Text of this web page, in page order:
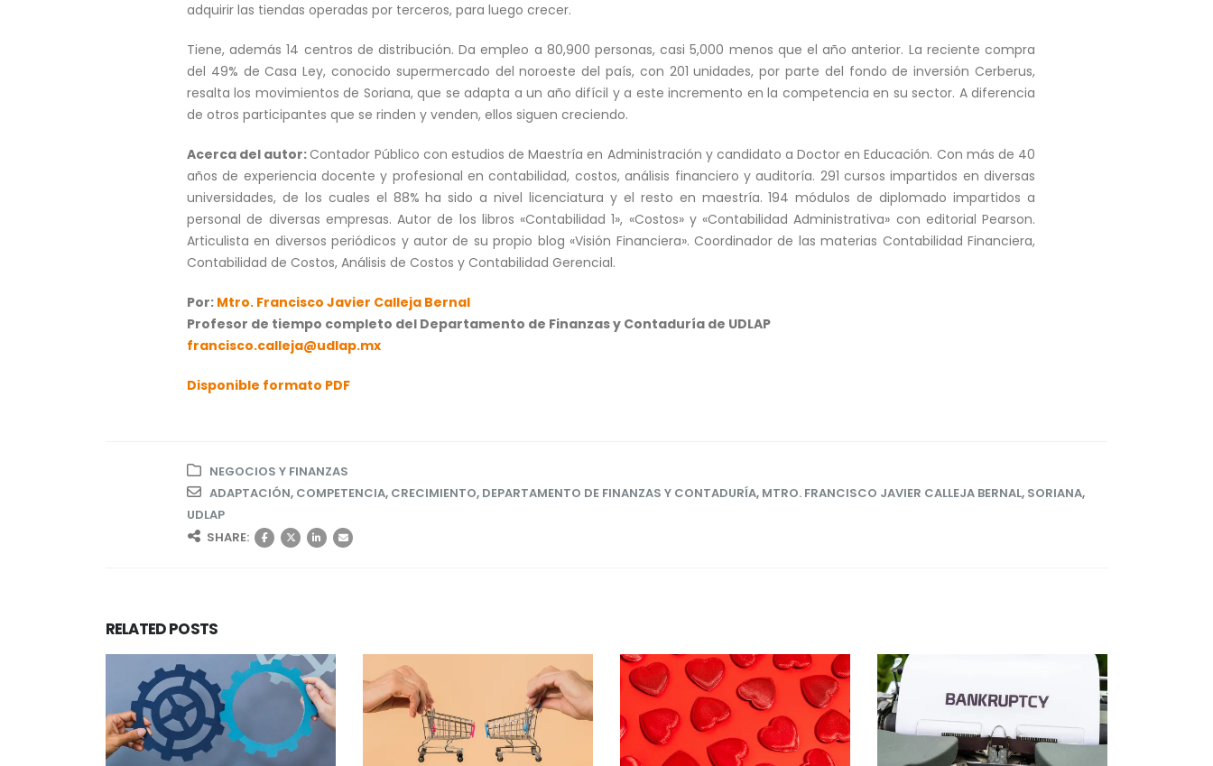
adquirir las tiendas operadas por terceros, para luego crecer.
Tiene, además 14 centros de distribución. Da empleo a 80,900 personas, casi 5,000 menos que el año anterior. La reciente compra
del 49% de Casa Ley, conocido supermercado del noroeste del país, con 201 unidades, por parte del fondo de inversión Cerberus,
resalta los movimientos de Soriana, que se adapta a un año difícil y a este incremento en la competencia en su sector. A diferencia
de otros participantes que se rinden y venden, ellos siguen creciendo.
Acerca del autor:Contador Público con estudios de Maestría en Administración y candidato a Doctor en Educación. Con más de 40
años de experiencia docente y profesional en contabilidad, costos, análisis financiero y auditoría. 291 cursos impartidos en diversas
universidades, de los cuales el 88% ha sido a nivel licenciatura y el resto en maestría. 194 módulos de diplomado impartidos a
personal de diversas empresas. Autor de los libros «Contabilidad 1», «Costos» y «Contabilidad Administrativa» con editorial Pearson.
Articulista en diversos periódicos y autor de su propio blog «Visión Financiera». Coordinador de las materias Contabilidad Financiera,
Contabilidad de Costos, Análisis de Costos y Contabilidad Gerencial.
Por: Mtro. Francisco Javier Calleja Bernal
Profesor de tiempo completo del Departamento de Finanzas y Contaduría de UDLAP
francisco.calleja@udlap.mx
Disponible formato PDF
NEGOCIOS Y FINANZAS
ADAPTACIÓN, COMPETENCIA, CRECIMIENTO, DEPARTAMENTO DE FINANZAS Y CONTADURÍA, MTRO. FRANCISCO JAVIER CALLEJA BERNAL, SORIANA,
UDLAP
SHARE:
RELATEDPOSTS